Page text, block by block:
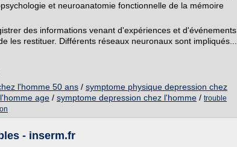
et neuroanatomie fonctionnelle de la mémoire
des informations venant d'expériences et d'événements
les restituer. Différents réseaux neuronaux sont impliqués...
l'homme 50 ans / symptome physique depression chez
age / symptome depression chez l'homme / trouble
- inserm.fr